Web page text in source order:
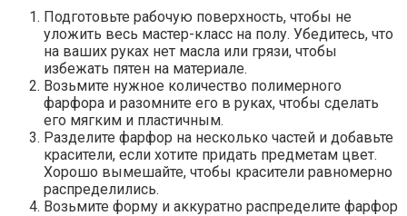
Подготовьте рабочую поверхность, чтобы не
уложить весь мастер-класс на полу. Убедитесь, что
на ваших руках нет масла или грязи, чтобы
избежать пятен на материале.
Возьмите нужное количество полимерного
фарфора и разомните его в руках, чтобы сделать
его мягким и пластичным.
Разделите фарфор на несколько частей и добавьте
красители, если хотите придать предметам цвет.
Хорошо вымешайте, чтобы красители равномерно
распределились.
Возьмите форму и аккуратно распределите фарфор